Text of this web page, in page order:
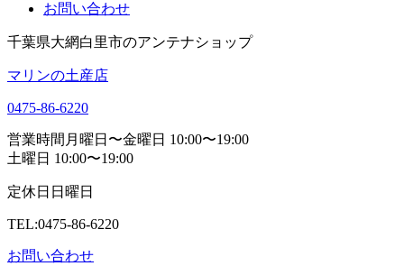
お問い合わせ
千葉県大網白里市のアンテナショップ
マリンの土産店
0475-86-6220
営業時間 月曜日〜金曜日 10:00〜19:00
土曜日 10:00〜19:00
定休日 日曜日
TEL:0475-86-6220
お問い合わせ